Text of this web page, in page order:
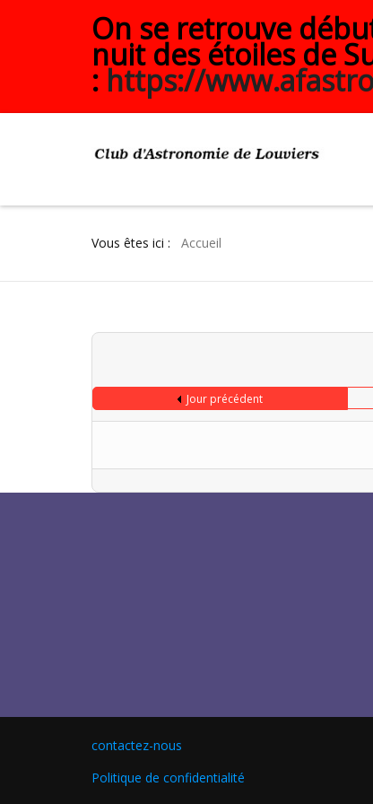
On se retrouve
nuit des étoiles de
: https://
Vous êtes ici : Accueil
Jour précédent
contactez-nous
Politique de confidentialité